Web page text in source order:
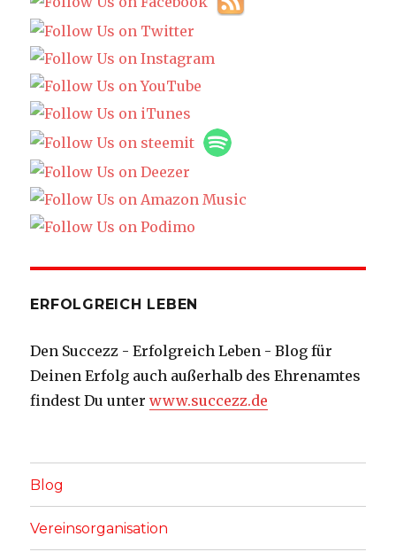
ERFOLGREICH LEBEN
Den Succezz - Erfolgreich Leben - Blog für
Deinen Erfolg auch außerhalb des Ehrenamtes
findest Du unterwww.succezz.de
Blog
Vereinsorganisation